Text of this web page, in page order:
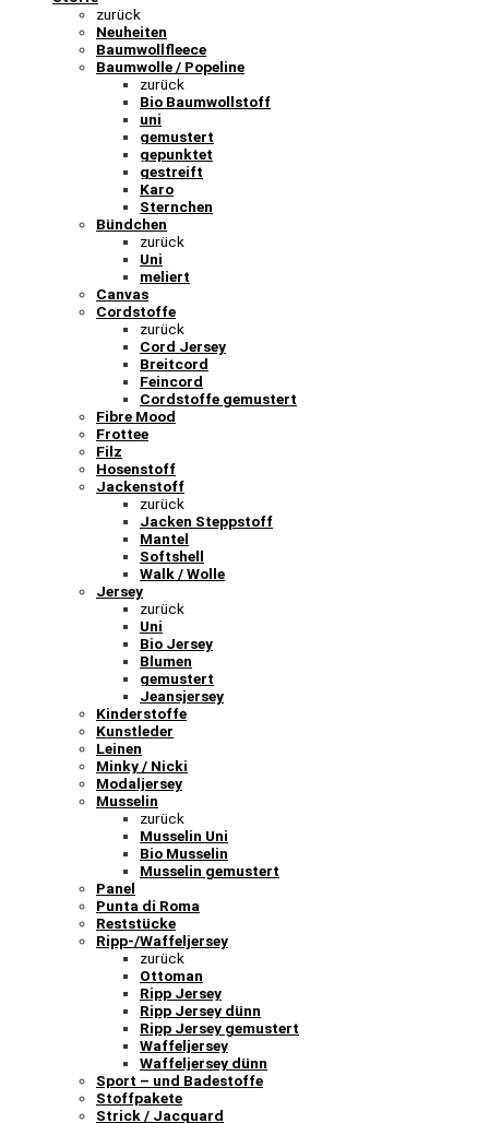
zurück
Neuheiten
Baumwollfleece
Baumwolle / Popeline
zurück
Bio Baumwollstoff
uni
gemustert
gepunktet
gestreift
Karo
Sternchen
Bündchen
zurück
Uni
meliert
Canvas
Cordstoffe
zurück
Cord Jersey
Breitcord
Feincord
Cordstoffe gemustert
Fibre Mood
Frottee
Filz
Hosenstoff
Jackenstoff
zurück
Jacken Steppstoff
Mantel
Softshell
Walk / Wolle
Jersey
zurück
Uni
Bio Jersey
Blumen
gemustert
Jeansjersey
Kinderstoffe
Kunstleder
Leinen
Minky / Nicki
Modaljersey
Musselin
zurück
Musselin Uni
Bio Musselin
Musselin gemustert
Panel
Punta di Roma
Reststücke
Ripp-/Waffeljersey
zurück
Ottoman
Ripp Jersey
Ripp Jersey dünn
Ripp Jersey gemustert
Waffeljersey
Waffeljersey dünn
Sport – und Badestoffe
Stoffpakete
Strick / Jacquard